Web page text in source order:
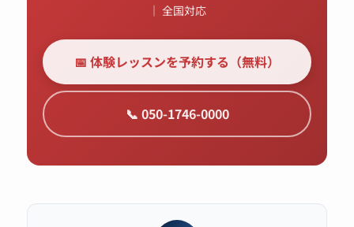
｜ 全国対応
📅 体験レッスンを予約する（無料）
📞 050-1746-0000